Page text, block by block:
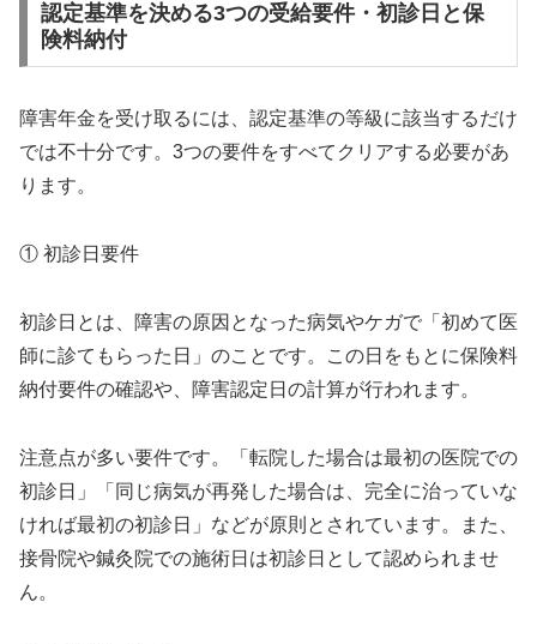
認定基準を決める3つの受給要件・初診日と保
険料納付
障害年金を受け取るには、認定基準の等級に該当するだけ
では不十分です。3つの要件をすべてクリアする必要があ
ります。
① 初診日要件
初診日とは、障害の原因となった病気やケガで「初めて医
師に診てもらった日」のことです。この日をもとに保険料
納付要件の確認や、障害認定日の計算が行われます。
注意点が多い要件です。「転院した場合は最初の医院での
初診日」「同じ病気が再発した場合は、完全に治っていな
ければ最初の初診日」などが原則とされています。また、
接骨院や鍼灸院での施術日は初診日として認められませ
ん。